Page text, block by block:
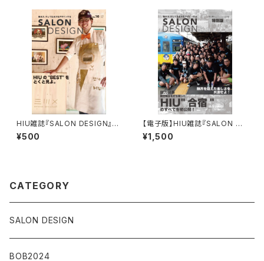
HIU雑誌『SALON DESIGN』v
ol.10（電子版）
¥500
【電子版】HIU雑誌『SALON DE
SIGN』合宿特別版
¥1,500
CATEGORY
SALON DESIGN
BOB2024